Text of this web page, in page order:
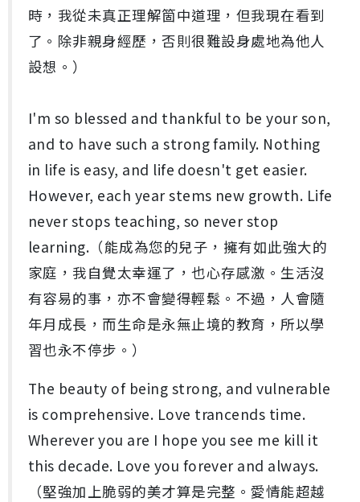
時，我從未真正理解箇中道理，但我現在看到
了。除非親身經歷，否則很難設身處地為他人
設想。）
I'm so blessed and thankful to be your son,
and to have such a strong family. Nothing
in life is easy, and life doesn't get easier.
However, each year stems new growth. Life
never stops teaching, so never stop
learning.（能成為您的兒子，擁有如此強大的
家庭，我自覺太幸運了，也心存感激。生活沒
有容易的事，亦不會變得輕鬆。不過，人會隨
年月成長，而生命是永無止境的教育，所以學
習也永不停步。）
The beauty of being strong, and vulnerable
is comprehensive. Love trancends time.
Wherever you are I hope you see me kill it
this decade. Love you forever and always.
（堅強加上脆弱的美才算是完整。愛情能超越